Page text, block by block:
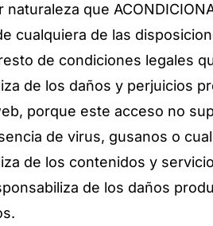
que
de las
de condiciones legales
de los daños y perjuicios
porque este acceso no
de virus, gusanos o
de los contenidos y
de los daños